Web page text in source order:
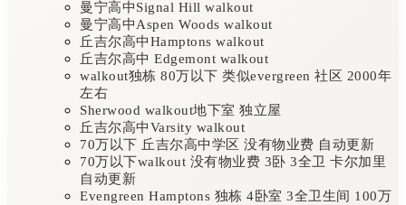
曼宁高中Signal Hill walkout
曼宁高中Aspen Woods walkout
丘吉尔高中Hamptons walkout
丘吉尔高中 Edgemont walkout
walkout独栋 80万以下 类似evergreen 社区 2000年
左右
Sherwood walkout地下室 独立屋
丘吉尔高中Varsity walkout
70万以下 丘吉尔高中学区 没有物业费 自动更新
70万以下walkout 没有物业费 3卧 3全卫 卡尔加里
自动更新
Evengreen Hamptons 独栋 4卧室 3全卫生间 100万